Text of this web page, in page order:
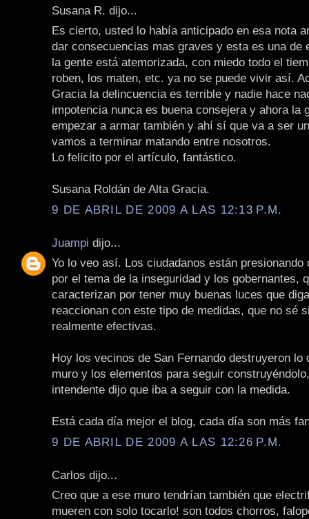
Susana R. dijo...
Es cierto, usted lo había anticipado en esa nota
dar consecuencias mas graves y esta es una de
la gente está atemorizada, con miedo todo el
roben, los maten, etc. ya no se puede vivir así.
Gracia la delincuencia es terrible y nadie hace
impotencia nunca es buena consejera y ahora la
empezar a armar también y ahí sí que va a ser
vamos a terminar matando entre nosotros.
Lo felicito por el artículo, fantástico.
Susana Roldán de Alta Gracia.
9 DE ABRIL DE 2009 A LAS 12:13 P.M.
Juampi dijo...
Yo lo veo así. Los ciudadanos están presionando
por el tema de la inseguridad y los gobernantes,
caracterizan por tener muy buenas luces que
reaccionan con este tipo de medidas, que no sé
realmente efectivas.
Hoy los vecinos de San Fernando destruyeron lo
muro y los elementos para seguir
intendente dijo que iba a seguir con la medida.
Está cada día mejor el blog, cada día son más
9 DE ABRIL DE 2009 A LAS 12:26 P.M.
Carlos dijo...
Creo que a ese muro tendrían también que
mueren con solo tocarlo! son todos chorros,